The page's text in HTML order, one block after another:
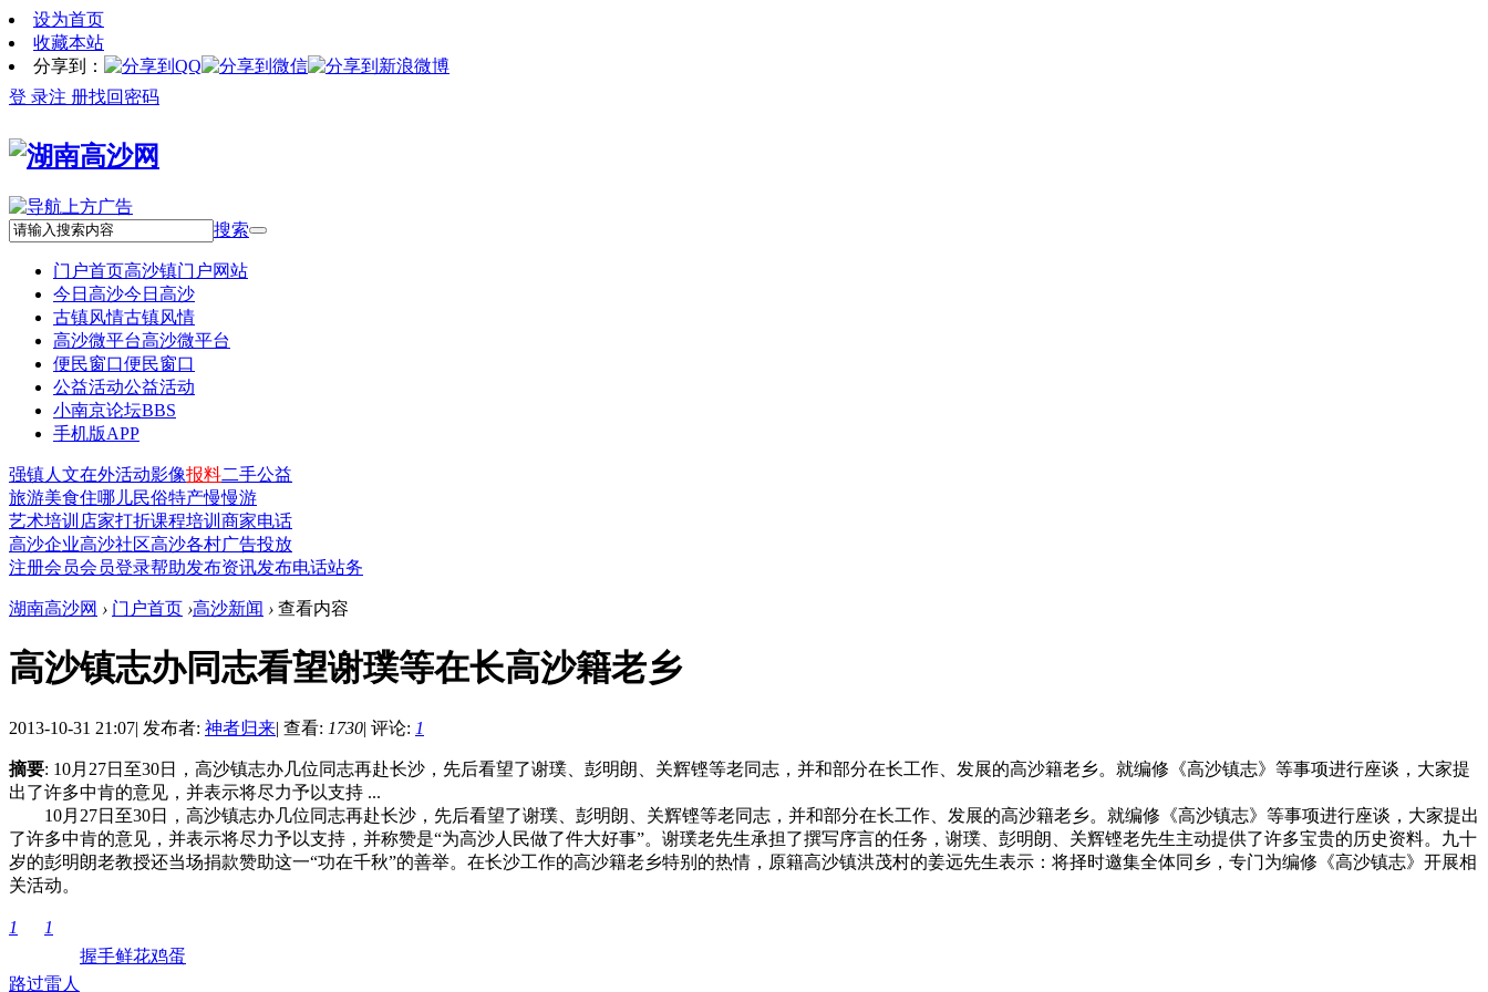
设为首页
收藏本站
分享到：
登 录注 册找回密码
搜索
门户首页高沙镇门户网站
今日高沙今日高沙
古镇风情古镇风情
高沙微平台高沙微平台
便民窗口便民窗口
公益活动公益活动
小南京论坛BBS
手机版APP
强镇人文在外活动影像报料二手公益
旅游美食住哪儿民俗特产慢慢游
艺术培训 店家打折课程培训 商家电话
高沙企业高沙社区高沙各村广告投放
注册会员会员登录帮助发布资讯发布电话站务
湖南高沙网 › 门户首页 ›高沙新闻 › 查看内容
高沙镇志办同志看望谢璞等在长高沙籍老乡
2013-10-31 21:07| 发布者: 神者归来| 查看: 1730| 评论: 1
摘要: 10月27日至30日，高沙镇志办几位同志再赴长沙，先后看望了谢璞、彭明朗、关辉铿等老同志，并和部分在长工作、发展的高沙籍老乡。就编修《高沙镇志》等事项进行座谈，大家提
出了许多中肯的意见，并表示将尽力予以支持 ...
10月27日至30日，高沙镇志办几位同志再赴长沙，先后看望了谢璞、彭明朗、关辉铿等老同志，并和部分在长工作、发展的高沙籍老乡。就编修《高沙镇志》等事项进行座谈，大家提出
了许多中肯的意见，并表示将尽力予以支持，并称赞是“为高沙人民做了件大好事”。谢璞老先生承担了撰写序言的任务，谢璞、彭明朗、关辉铿老先生主动提供了许多宝贵的历史资料。九十
岁的彭明朗老教授还当场捐款赞助这一“功在千秋”的善举。在长沙工作的高沙籍老乡特别的热情，原籍高沙镇洪茂村的姜远先生表示：将择时邀集全体同乡，专门为编修《高沙镇志》开展相
关活动。
1
路过
1
雷人
握手鲜花鸡蛋